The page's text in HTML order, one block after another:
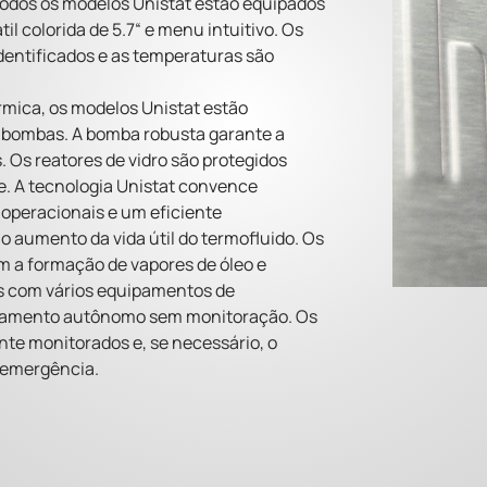
colorida de 5.7“ e menu intuitivo. Os
e as temperaturas são
os modelos Unistat estão
A bomba robusta garante a
reatores de vidro são protegidos
A tecnologia Unistat convence
e um eficiente
aumento da vida útil do termofluido. Os
formação de vapores de óleo e
com vários equipamentos de
autônomo sem monitoração. Os
monitorados e, se necessário, o